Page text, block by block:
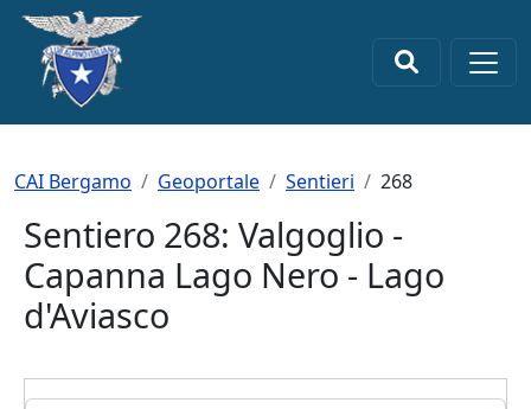
Salta al contenuto principale
Briciole di pane
CAI Bergamo Geoportale Sentieri 268
Sentiero 268: Valgoglio -
Capanna Lago Nero - Lago
d'Aviasco
×